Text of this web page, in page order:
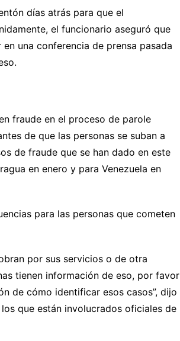
días atrás para que el
el funcionario aseguró que
una conferencia de prensa pasada
fraude en el proceso de parole
de que las personas se suban a
de fraude que se han dado en este
en enero y para Venezuela en
para las personas que cometen
por sus servicios o de otra
tienen información de eso, por favor
de cómo identificar esos casos”, dijo
que están involucrados oficiales de